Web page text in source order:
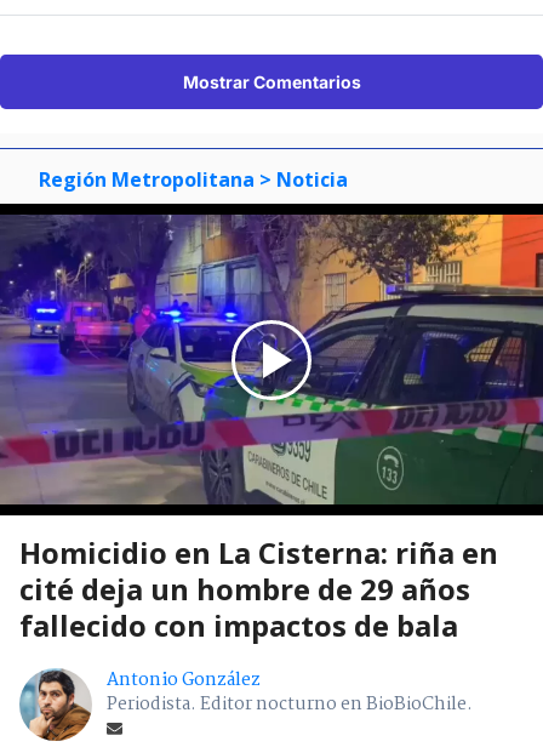
Mostrar Comentarios
Región Metropolitana > Noticia
Homicidio en La Cisterna: riña en
cité deja un hombre de 29 años
fallecido con impactos de bala
Antonio González
Periodista. Editor nocturno en BioBioChile.